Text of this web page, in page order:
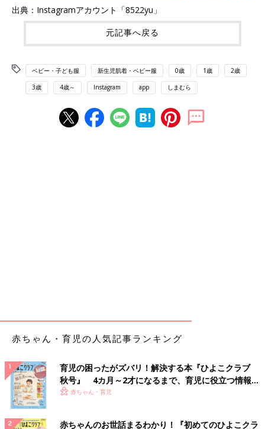
出典：Instagramアカウント「8522yu」
元記事へ戻る
ベビー・子ども服 新生児肌着・ベビー服 0歳 1歳 2歳
3歳 4歳～ Instagram app しまむら
赤ちゃん・育児の人気記事ランキング
育児の困ったがズバリ！解決する本『ひよこクラブ
秋号』 4カ月～2才になるまで、育児に役立つ情報が
いっぱい！
赤ちゃん・育児
赤ちゃんのお世話まるわかり！『初めてのひよこクラ